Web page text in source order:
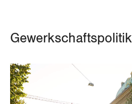
Gewerkschaftspolitik